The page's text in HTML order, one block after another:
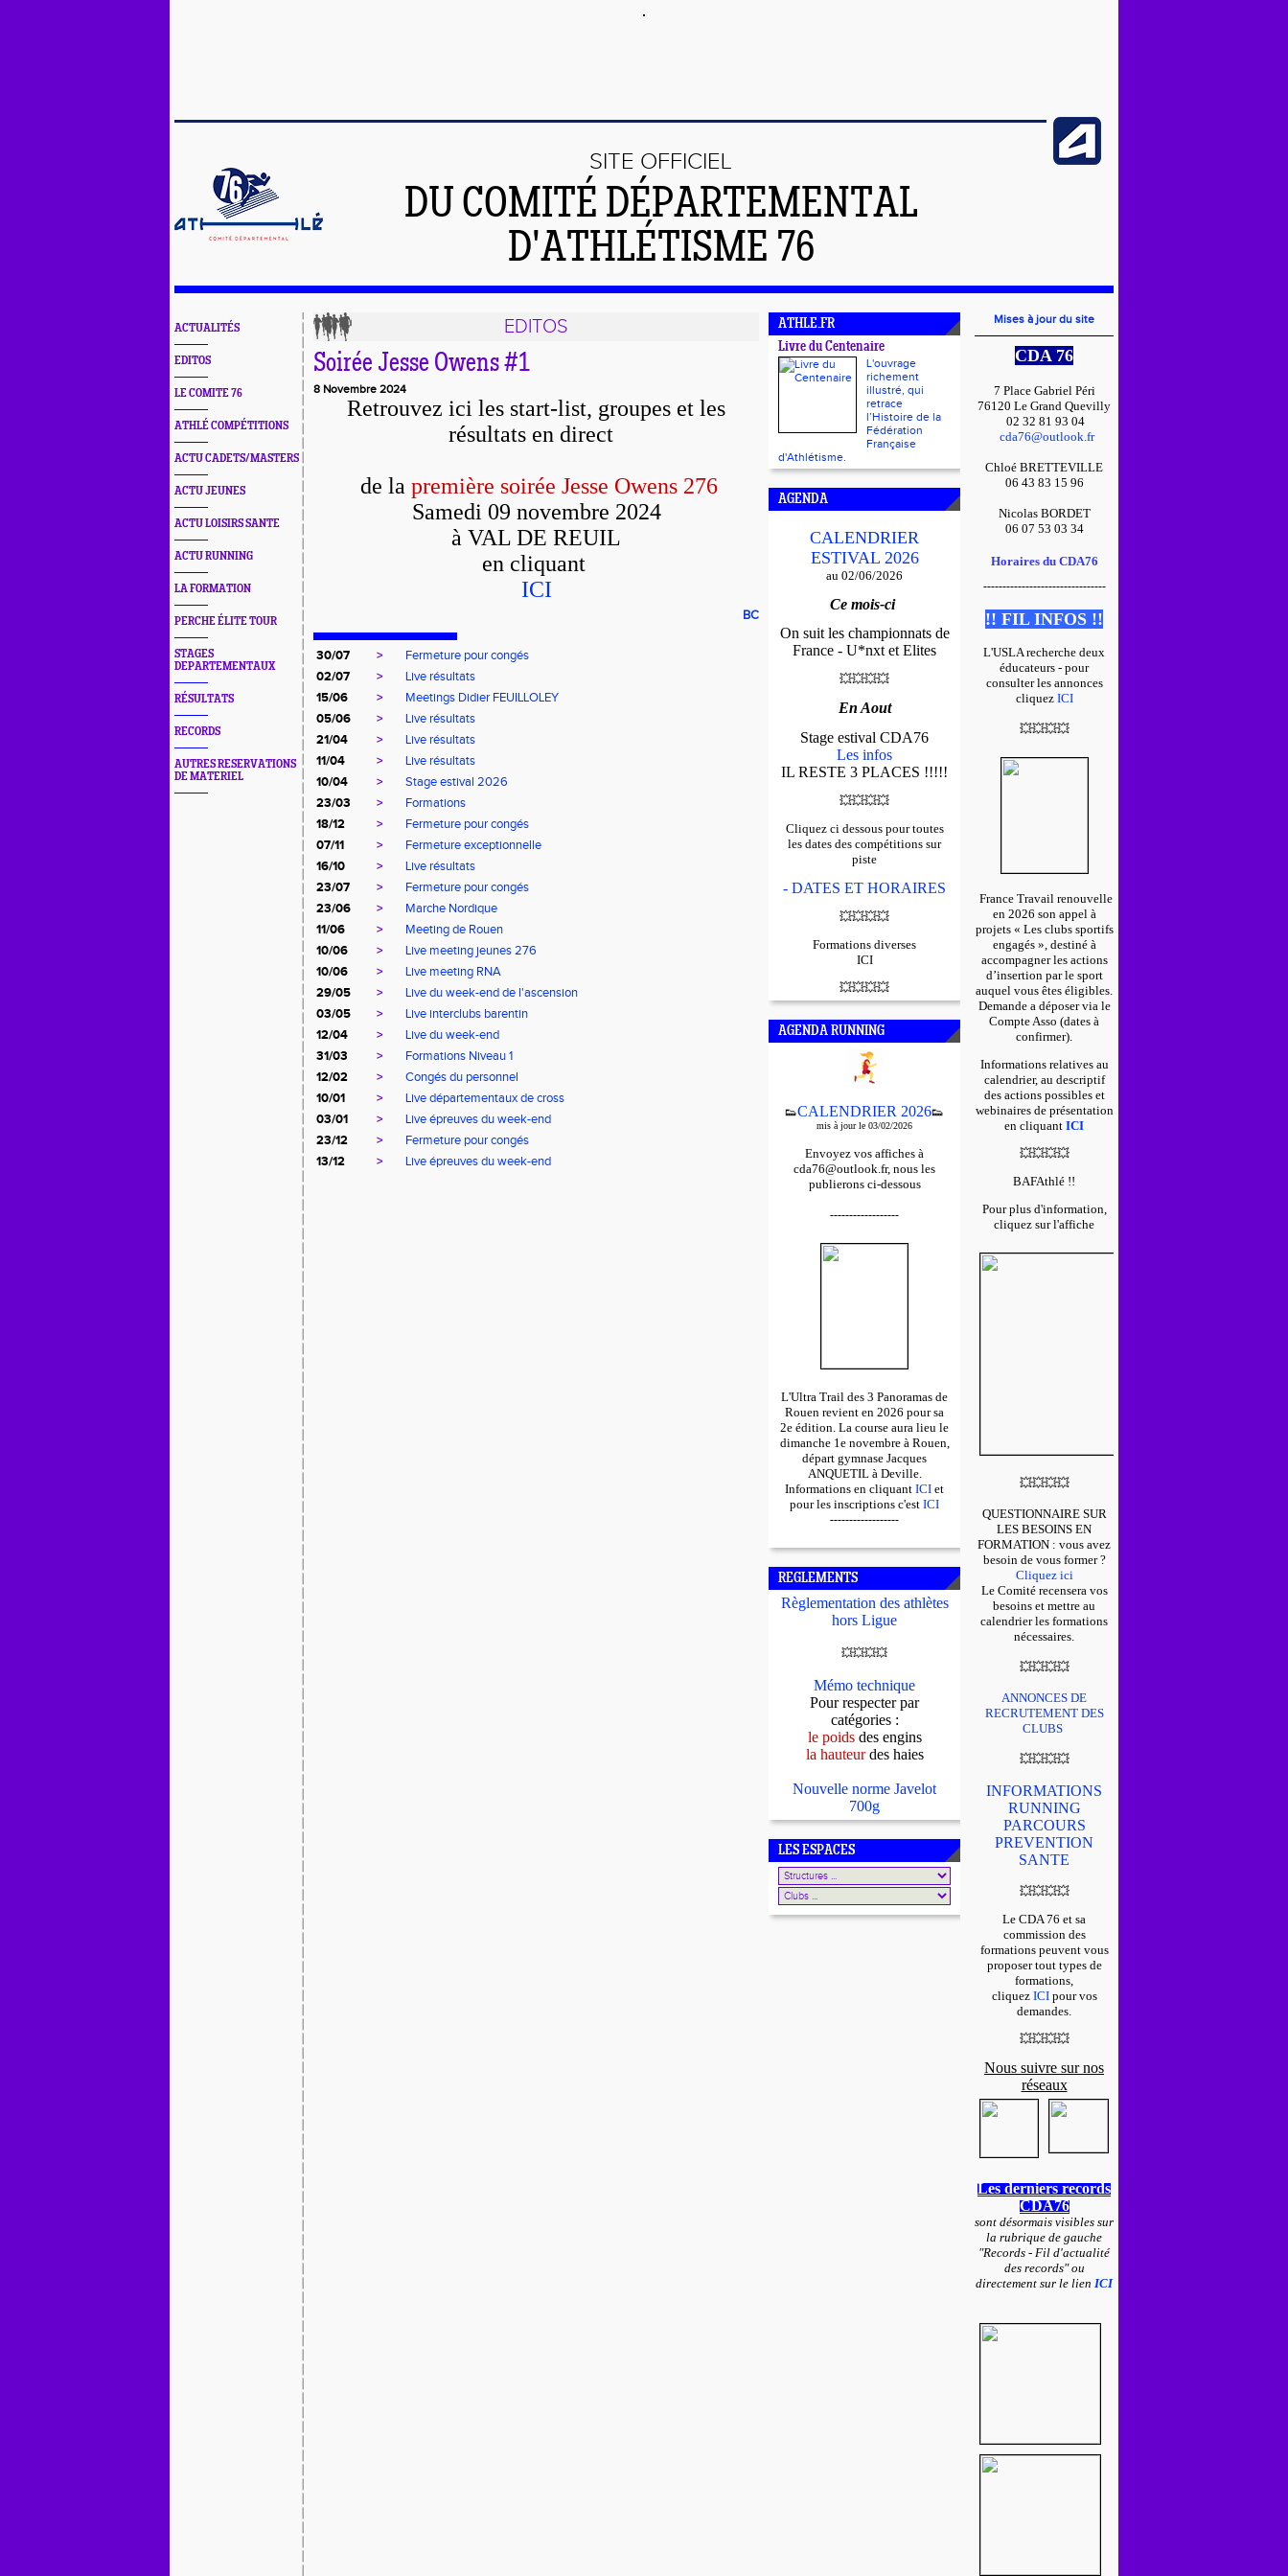
SITE OFFICIEL
DU COMITÉ DÉPARTEMENTAL
D'ATHLÉTISME 76
ACTUALITÉS
EDITOS
LE COMITE 76
ATHLÉ COMPÉTITIONS
ACTU CADETS/MASTERS
ACTU JEUNES
ACTU LOISIRS SANTE
ACTU RUNNING
LA FORMATION
PERCHE ÉLITE TOUR
STAGES
DEPARTEMENTAUX
RÉSULTATS
RECORDS
AUTRES RESERVATIONS
DE MATERIEL
EDITOS
Soirée Jesse Owens #1
8 Novembre 2024
Retrouvez ici les start-list, groupes et les
résultats en direct
de la première soirée Jesse Owens 276
Samedi 09 novembre 2024
à VAL DE REUIL
en cliquant
ICI
BC
30/07 >
Fermeture pour congés
02/07
>
Live résultats
15/06
>
Meetings Didier FEUILLOLEY
05/06
>
Live résultats
21/04
>
Live résultats
11/04
>
Live résultats
10/04
>
Stage estival 2026
23/03
>
Formations
18/12
>
Fermeture pour congés
07/11
>
Fermeture exceptionnelle
16/10
>
Live résultats
23/07
>
Fermeture pour congés
23/06
>
Marche Nordique
11/06
>
Meeting de Rouen
10/06
>
Live meeting jeunes 276
10/06
>
Live meeting RNA
29/05
>
Live du week-end de l'ascension
03/05
>
Live interclubs barentin
12/04
>
Live du week-end
31/03
>
Formations Niveau 1
12/02
>
Congés du personnel
10/01
>
Live départementaux de cross
03/01
>
Live épreuves du week-end
23/12
>
Fermeture pour congés
13/12
> Live épreuves du week-end
ATHLE.FR
Livre du Centenaire
L'ouvrage
richement
illustré, qui
retrace
l’Histoire de la
Fédération
Française
d'Athlétisme.
AGENDA
CALENDRIER
ESTIVAL 2026
au 02/06/2026
Ce mois-ci
On suit les championnats de
France - U*nxt et Elites
💥💥💥💥
En Aout
Stage estival CDA76
Les infos
IL RESTE 3 PLACES !!!!!
💥💥💥💥
Cliquez ci dessous pour toutes
les dates des compétitions sur
piste
- DATES ET HORAIRES
💥💥💥💥
Formations diverses
ICI
💥💥💥💥
AGENDA RUNNING
👟CALENDRIER 2026👟
mis à jour le 03/02/2026
Envoyez vos affiches à
cda76@outlook.fr, nous les
publierons ci-dessous
------------------
L'Ultra Trail des 3 Panoramas de
Rouen revient en 2026 pour sa
2e édition. La course aura lieu le
dimanche 1e novembre à Rouen,
départ gymnase Jacques
ANQUETIL à Deville.
Informations en cliquant ICI et
pour les inscriptions c'est ICI
------------------
REGLEMENTS
Règlementation des athlètes
hors Ligue
💥💥💥💥
Mémo technique
Pour respecter par
catégories :
le poids des engins
la hauteurdes haies
Nouvelle norme Javelot
700g
LES ESPACES
Mises à jour du site
CDA 76
7 Place Gabriel Péri
76120 Le Grand Quevilly
02 32 81 93 04
cda76@outlook.fr
Chloé BRETTEVILLE
06 43 83 15 96
Nicolas BORDET
06 07 53 03 34
Horaires du CDA76
--------------------------------
!! FIL INFOS !!
L'USLA recherche deux
éducateurs - pour
consulter les annonces
cliquez ICI
💥💥💥💥
France Travail renouvelle
en 2026 son appel à
projets « Les clubs sportifs
engagés », destiné à
accompagner les actions
d’insertion par le sport
auquel vous êtes éligibles.
Demande a déposer via le
Compte Asso (dates à
confirmer).
Informations relatives au
calendrier, au descriptif
des actions possibles et
webinaires de présentation
en cliquant ICI
💥💥💥💥
BAFAthlé !!
Pour plus d'information,
cliquez sur l'affiche
💥💥💥💥
QUESTIONNAIRE SUR
LES BESOINS EN
FORMATION : vous avez
besoin de vous former ?
Cliquez ici
Le Comité recensera vos
besoins et mettre au
calendrier les formations
nécessaires.
💥💥💥💥
ANNONCES DE
RECRUTEMENT DES
CLUBS
💥💥💥💥
INFORMATIONS
RUNNING
PARCOURS
PREVENTION
SANTE
💥💥💥💥
Le CDA 76 et sa
commission des
formations peuvent vous
proposer tout types de
formations,
cliquez ICIpour vos
demandes.
💥💥💥💥
Nous suivre sur nos
réseaux
Les derniers records
CDA76
sont désormais visibles sur
la rubrique de gauche
"Records - Fil d'actualité
des records" ou
directement sur le lien ICI